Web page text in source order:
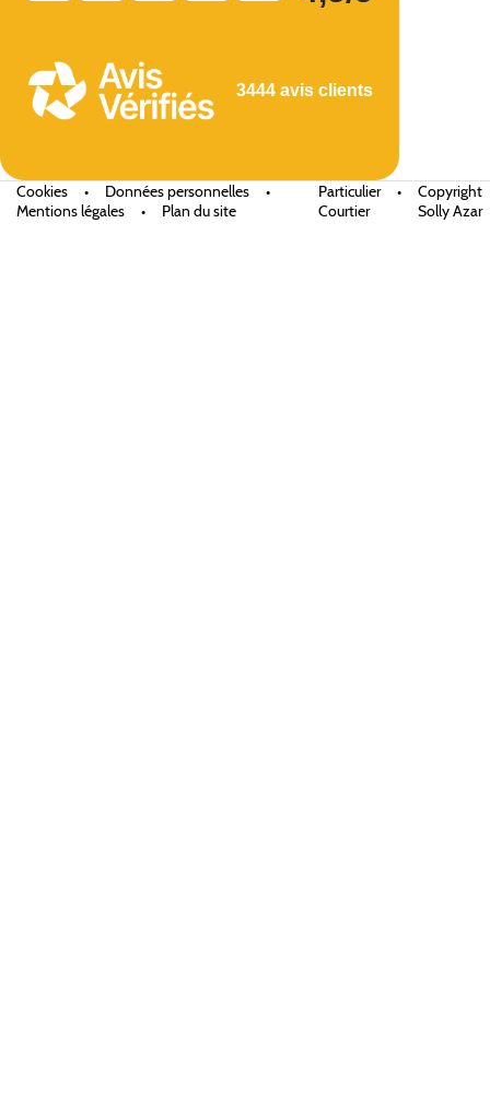
3444 avis clients
Cookies • Données personnelles
•
Mentions légales
• Plan du site
Particulier
•
Courtier
Copyright
Solly Azar